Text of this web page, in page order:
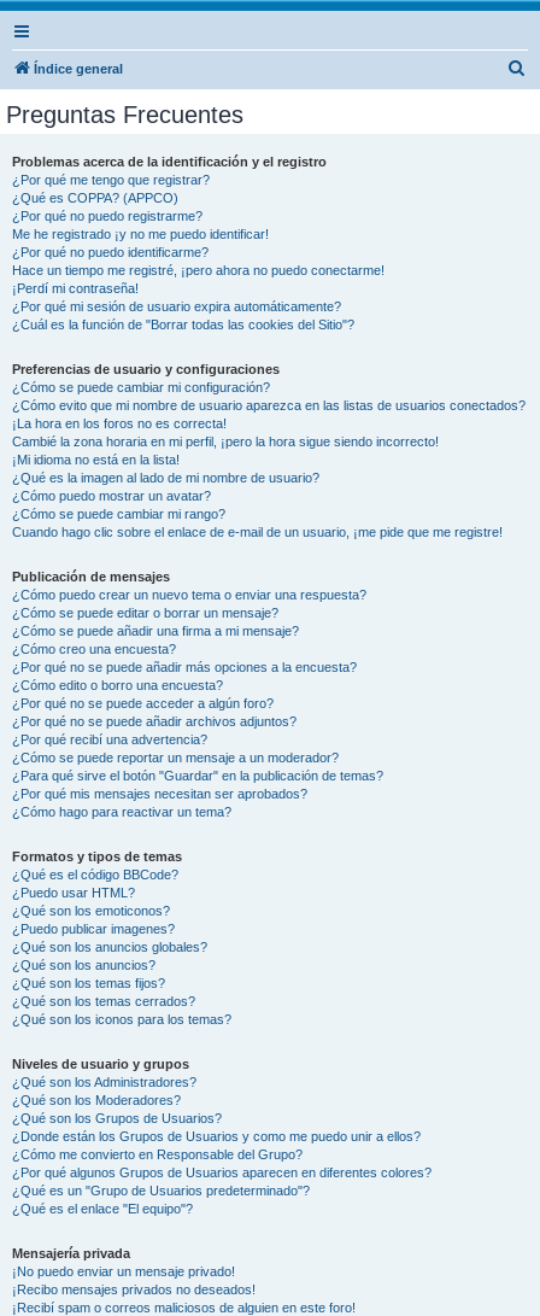
Índice general
Preguntas Frecuentes
Problemas acerca de la identificación y el registro
¿Por qué me tengo que registrar?
¿Qué es COPPA? (APPCO)
¿Por qué no puedo registrarme?
Me he registrado ¡y no me puedo identificar!
¿Por qué no puedo identificarme?
Hace un tiempo me registré, ¡pero ahora no puedo conectarme!
¡Perdí mi contraseña!
¿Por qué mi sesión de usuario expira automáticamente?
¿Cuál es la función de "Borrar todas las cookies del Sitio"?
Preferencias de usuario y configuraciones
¿Cómo se puede cambiar mi configuración?
¿Cómo evito que mi nombre de usuario aparezca en las listas de usuarios conectados?
¡La hora en los foros no es correcta!
Cambié la zona horaria en mi perfil, ¡pero la hora sigue siendo incorrecto!
¡Mi idioma no está en la lista!
¿Qué es la imagen al lado de mi nombre de usuario?
¿Cómo puedo mostrar un avatar?
¿Cómo se puede cambiar mi rango?
Cuando hago clic sobre el enlace de e-mail de un usuario, ¡me pide que me registre!
Publicación de mensajes
¿Cómo puedo crear un nuevo tema o enviar una respuesta?
¿Cómo se puede editar o borrar un mensaje?
¿Cómo se puede añadir una firma a mi mensaje?
¿Cómo creo una encuesta?
¿Por qué no se puede añadir más opciones a la encuesta?
¿Cómo edito o borro una encuesta?
¿Por qué no se puede acceder a algún foro?
¿Por qué no se puede añadir archivos adjuntos?
¿Por qué recibí una advertencia?
¿Cómo se puede reportar un mensaje a un moderador?
¿Para qué sirve el botón "Guardar" en la publicación de temas?
¿Por qué mis mensajes necesitan ser aprobados?
¿Cómo hago para reactivar un tema?
Formatos y tipos de temas
¿Qué es el código BBCode?
¿Puedo usar HTML?
¿Qué son los emoticonos?
¿Puedo publicar imagenes?
¿Qué son los anuncios globales?
¿Qué son los anuncios?
¿Qué son los temas fijos?
¿Qué son los temas cerrados?
¿Qué son los iconos para los temas?
Niveles de usuario y grupos
¿Qué son los Administradores?
¿Qué son los Moderadores?
¿Qué son los Grupos de Usuarios?
¿Donde están los Grupos de Usuarios y como me puedo unir a ellos?
¿Cómo me convierto en Responsable del Grupo?
¿Por qué algunos Grupos de Usuarios aparecen en diferentes colores?
¿Qué es un "Grupo de Usuarios predeterminado"?
¿Qué es el enlace "El equipo"?
Mensajería privada
¡No puedo enviar un mensaje privado!
¡Recibo mensajes privados no deseados!
¡Recibí spam o correos maliciosos de alguien en este foro!